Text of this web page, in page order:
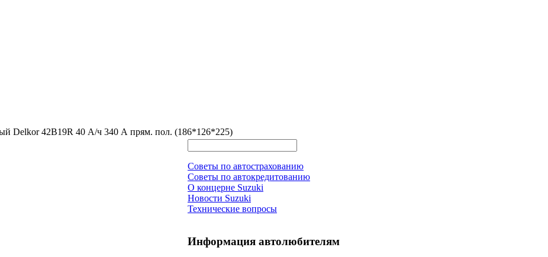
Delkor 42B19R 40 А/ч 340 А прям. пол. (186*126*225)
Советы по автострахованию
Советы по автокредитованию
О концерне Suzuki
Новости Suzuki
Технические вопросы
Информация автолюбителям